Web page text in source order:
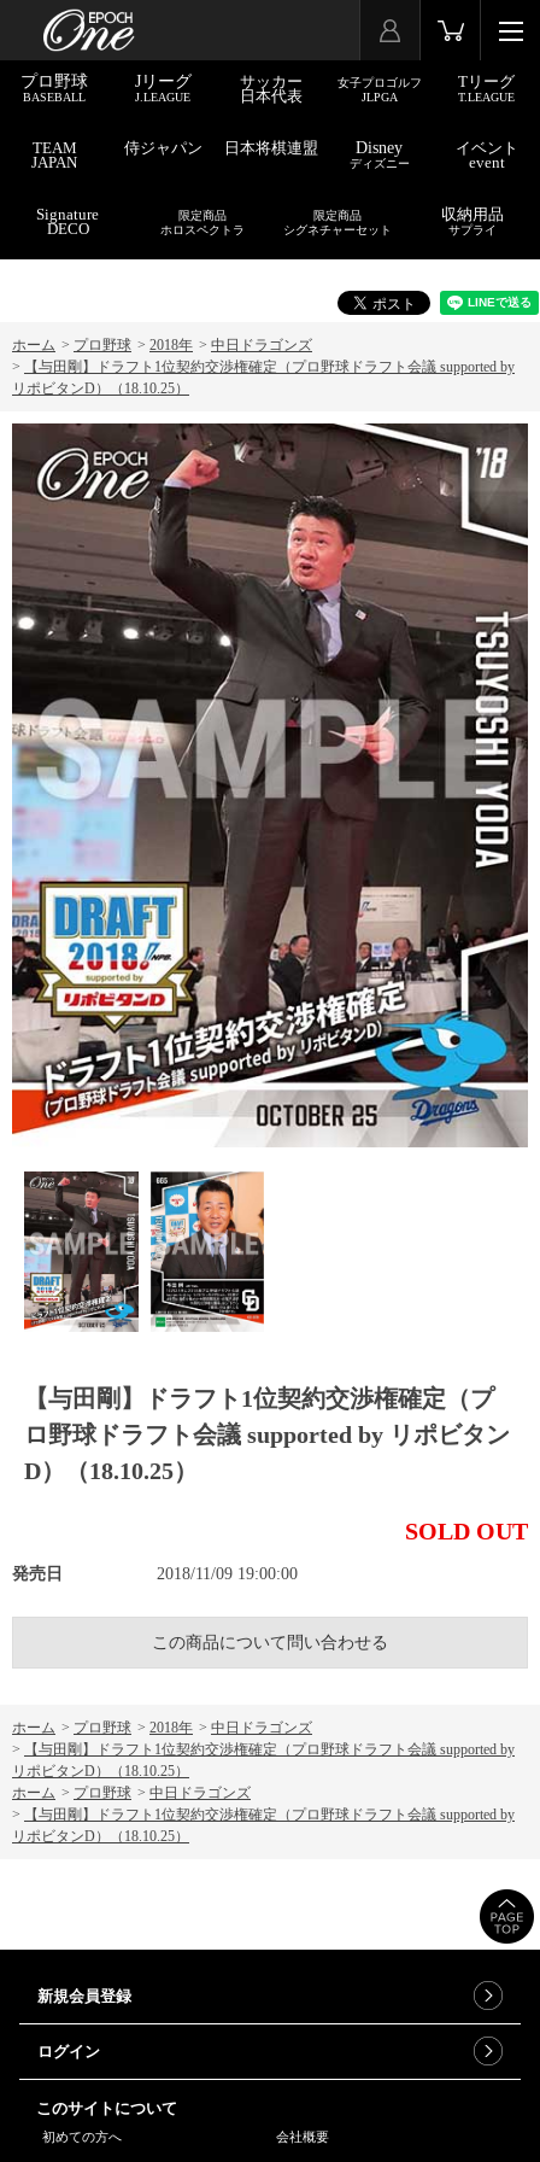
プロ野球
BASEBALL
Jリーグ
J.LEAGUE
サッカー
日本代表
女子プロゴルフ
JLPGA
Tリーグ
T.LEAGUE
TEAM
JAPAN
侍ジャパン 日本将棋連盟 Disney
ディズニー
イベント
event
Signature
DECO
限定商品
ホロスペクトラ
限定商品
シグネチャーセット
収納用品
サプライ
ホーム > プロ野球 > 2018年 > 中日ドラゴンズ
>
【与田剛】ドラフト1位契約交渉権確定（プロ野球ドラフト会議 supported by
リポビタンD）（18.10.25）
【与田剛】ドラフト1位契約交渉権確定（プ
ロ野球ドラフト会議 supported by リポビタン
D）（18.10.25）
SOLD OUT
発売日 2018/11/09 19:00:00
この商品について問い合わせる
ホーム > プロ野球 > 2018年 > 中日ドラゴンズ
>
【与田剛】ドラフト1位契約交渉権確定（プロ野球ドラフト会議 supported by
リポビタンD）（18.10.25）
ホーム > プロ野球 > 中日ドラゴンズ
>
【与田剛】ドラフト1位契約交渉権確定（プロ野球ドラフト会議 supported by
リポビタンD）（18.10.25）
新規会員登録
ログイン
このサイトについて
初めての方へ 会社概要